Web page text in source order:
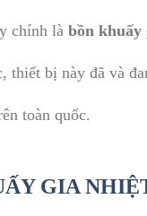
chính là bồn khuấy
thiết bị này đã và
toàn quốc.
GIA